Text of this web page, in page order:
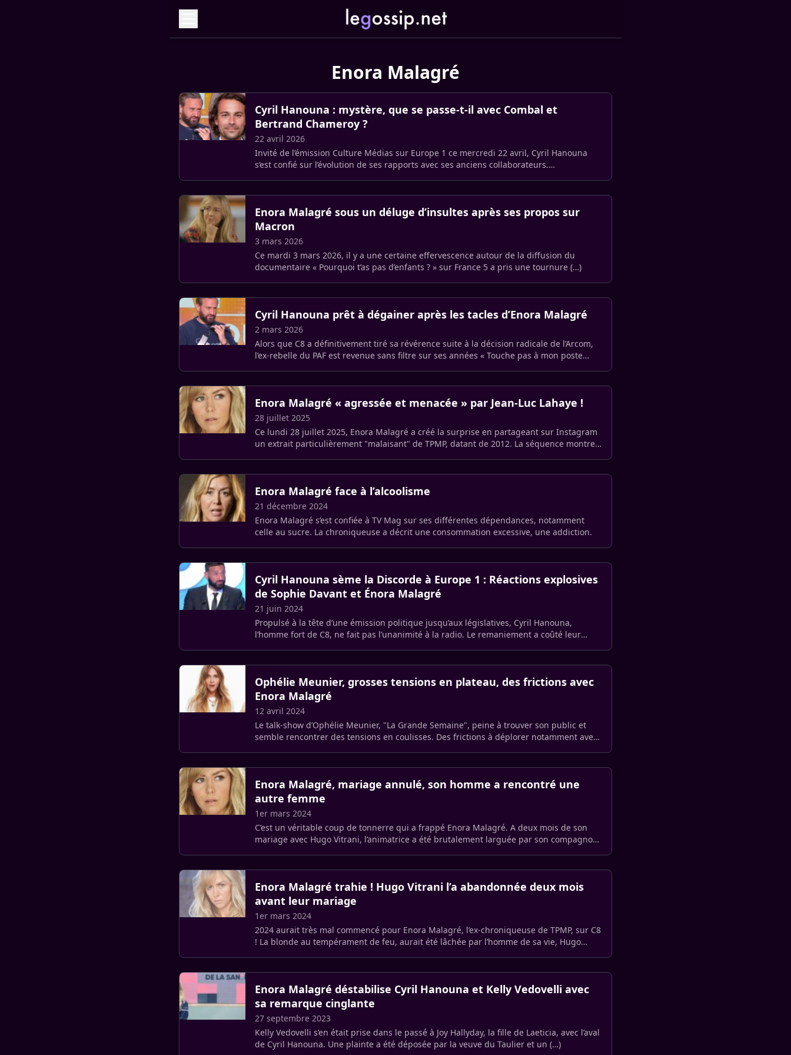
Enora Malagré
Cyril Hanouna : mystère, que se passe-t-il avec Combal et
Bertrand Chameroy ?
22 avril 2026
Invité de l’émission Culture Médias sur Europe 1 ce mercredi 22 avril, Cyril Hanouna
s’est confié sur l’évolution de ses rapports avec ses anciens collaborateurs.
Enora Malagré sous un déluge d’insultes après ses propos sur
Macron
3 mars 2026
Ce mardi 3 mars 2026, il y a une certaine effervescence autour de la diffusion du
documentaire « Pourquoi t’as pas d’enfants ? » sur France 5 a pris une tournure (…)
Cyril Hanouna prêt à dégainer après les tacles d’Enora Malagré
2 mars 2026
Alors que C8 a définitivement tiré sa révérence suite à la décision radicale de l’Arcom,
l’ex-rebelle du PAF est revenue sans filtre sur ses années « Touche pas à mon poste
Enora Malagré « agressée et menacée » par Jean-Luc Lahaye !
28 juillet 2025
Ce lundi 28 juillet 2025, Enora Malagré a créé la surprise en partageant sur Instagram
un extrait particulièrement "malaisant" de TPMP, datant de 2012. La séquence montre
Enora Malagré face à l’alcoolisme
21 décembre 2024
Enora Malagré s’est confiée à TV Mag sur ses différentes dépendances, notamment
celle au sucre. La chroniqueuse a décrit une consommation excessive, une addiction.
Cyril Hanouna sème la Discorde à Europe 1 : Réactions explosives
de Sophie Davant et Énora Malagré
21 juin 2024
Propulsé à la tête d’une émission politique jusqu’aux législatives, Cyril Hanouna,
l’homme fort de C8, ne fait pas l’unanimité à la radio. Le remaniement a coûté leur
Ophélie Meunier, grosses tensions en plateau, des frictions avec
Enora Malagré
12 avril 2024
Le talk-show d’Ophélie Meunier, "La Grande Semaine", peine à trouver son public et
semble rencontrer des tensions en coulisses. Des frictions à déplorer notamment avec
Enora Malagré, mariage annulé, son homme a rencontré une
autre femme
1er mars 2024
C’est un véritable coup de tonnerre qui a frappé Enora Malagré. A deux mois de son
mariage avec Hugo Vitrani, l’animatrice a été brutalement larguée par son compagnon.
Enora Malagré trahie ! Hugo Vitrani l’a abandonnée deux mois
avant leur mariage
1er mars 2024
2024 aurait très mal commencé pour Enora Malagré, l’ex-chroniqueuse de TPMP, sur C8
! La blonde au tempérament de feu, aurait été lâchée par l’homme de sa vie, Hugo
Enora Malagré déstabilise Cyril Hanouna et Kelly Vedovelli avec
sa remarque cinglante
27 septembre 2023
Kelly Vedovelli s’en était prise dans le passé à Joy Hallyday, la fille de Laeticia, avec l’aval
de Cyril Hanouna. Une plainte a été déposée par la veuve du Taulier et un (…)